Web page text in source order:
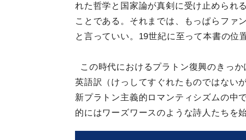
れた哲学と国家論が真剣に受け止められ
ことである。それまでは、もっぱらファ
と言っていい。19世紀に至って本書の位
この時代におけるプラトン復興のきっ
英語訳（けっしてすぐれたものではない
新プラトン主義的ロマンティシズムの中
的にはワーズワースのような詩人たちを